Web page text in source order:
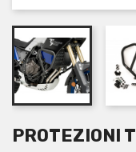
PROTEZIONI